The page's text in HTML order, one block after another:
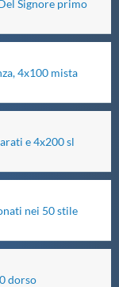
Signore primo
4x100 mista
e 4x200 sl
nei 50 stile
dorso